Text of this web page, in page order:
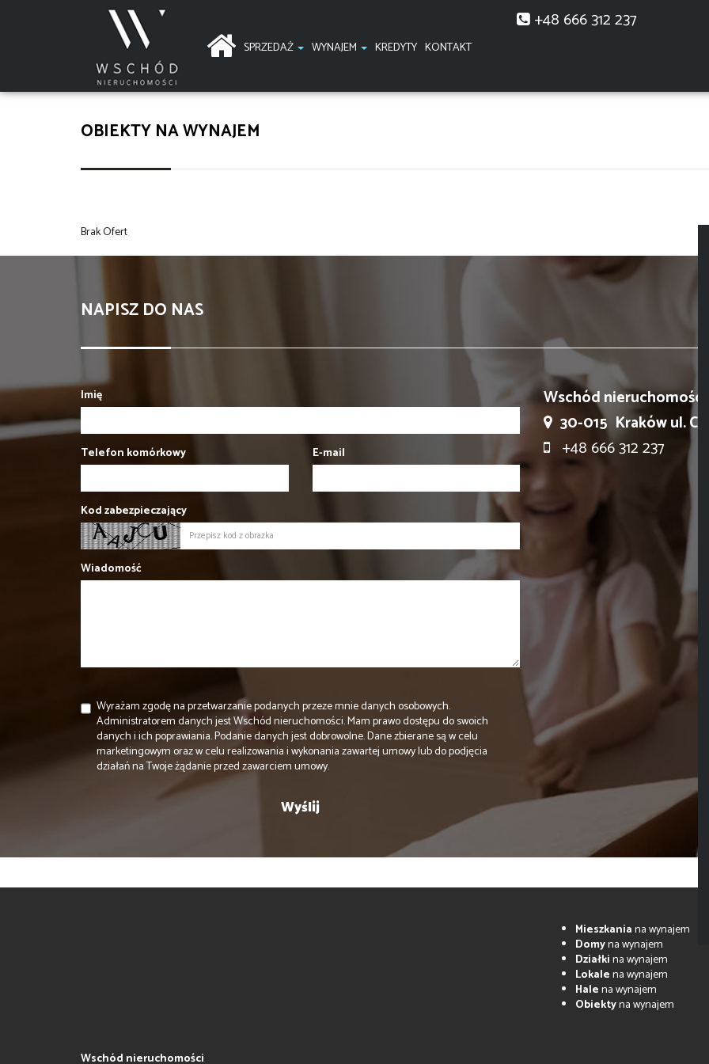
SPRZEDAŻ WYNAJEM KREDYTY KONTAKT
+48 666 312 237
OBIEKTY NA WYNAJEM
Brak Ofert
NAPISZ DO NAS
Imię
Telefon komórkowy E-mail
Kod zabezpieczający
Wiadomość
Wyrażam zgodę na przetwarzanie podanych przeze mnie danych osobowych.
Administratorem danych jest Wschód nieruchomości. Mam prawo dostępu do swoich
danych i ich poprawiania. Podanie danych jest dobrowolne. Dane zbierane są w celu
marketingowym oraz w celu realizowania i wykonania zawartej umowy lub do podjęcia
działań na Twoje żądanie przed zawarciem umowy.
Wschód nieruchomości
30-015 Kraków ul.
+48 666 312 237
Wschód nieruchomości
Mieszkaniana wynajem
Domyna wynajem
Działkina wynajem
Lokalena wynajem
Halena wynajem
Obiektyna wynajem